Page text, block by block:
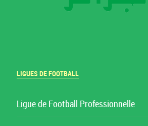
LIGUES DE FOOTBALL
Ligue de Football Professionnelle